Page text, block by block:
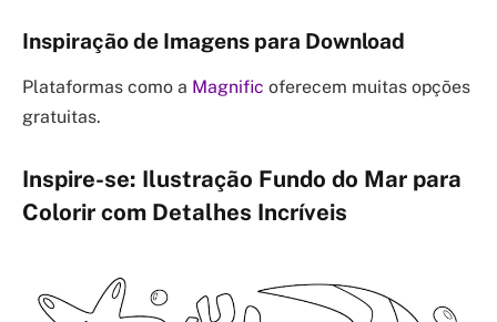
Inspiração de Imagens para Download
Plataformas como a Magnific oferecem muitas opções
gratuitas.
Inspire-se: Ilustração Fundo do Mar para
Colorir com Detalhes Incríveis